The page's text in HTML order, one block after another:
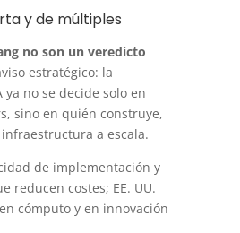
y de múltiples
no son un veredicto
estratégico: la
no se decide solo en
sino en quién construye,
a escala.
de implementación y
reducen costes; EE. UU.
cómputo y en innovación